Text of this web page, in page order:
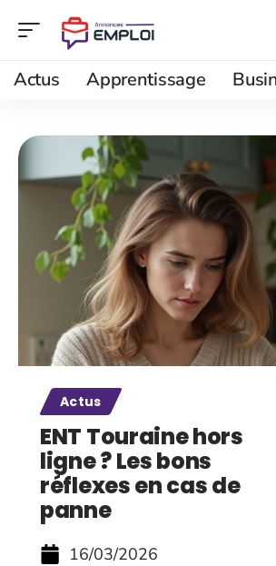
Actus Apprentissage
Actus
ENT Touraine hors
ligne ? Les bons
réflexes en cas de
panne
16/03/2026